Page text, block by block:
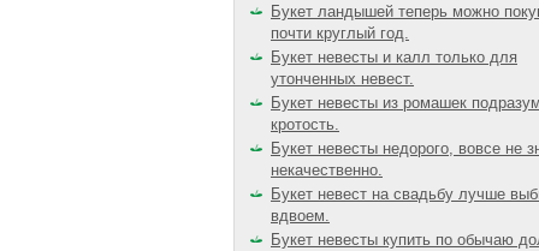
Букет ландышей теперь можно
почти круглый год.
Букет невесты и калл только для
утонченных невест.
Букет невесты из ромашек
кротость.
Букет невесты недорого, вовсе не
некачественно.
Букет невест на свадьбу лучше
вдвоем.
Букет невесты купить по обычаю